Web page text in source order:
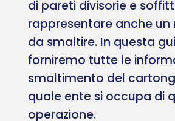
di pareti divisorie e
rappresentare anche un
da smaltire. In questa
forniremo tutte le
smaltimento del
quale ente si occupa di
operazione.